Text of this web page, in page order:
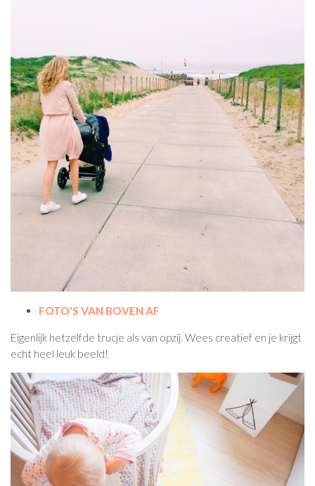
FOTO'S VAN BOVEN AF
Eigenlijk hetzelfde trucje als van opzij. Wees creatief en je krijgt
echt heel leuk beeld!